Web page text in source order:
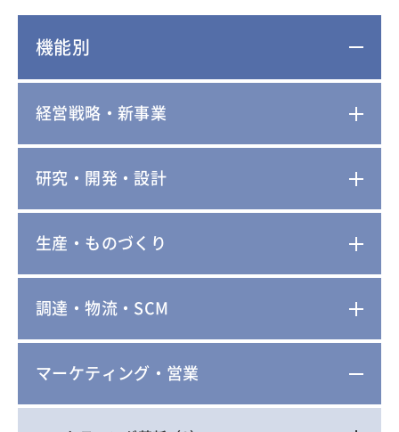
機能別
経営戦略・新事業
研究・開発・設計
生産・ものづくり
調達・物流・SCM
マーケティング・営業